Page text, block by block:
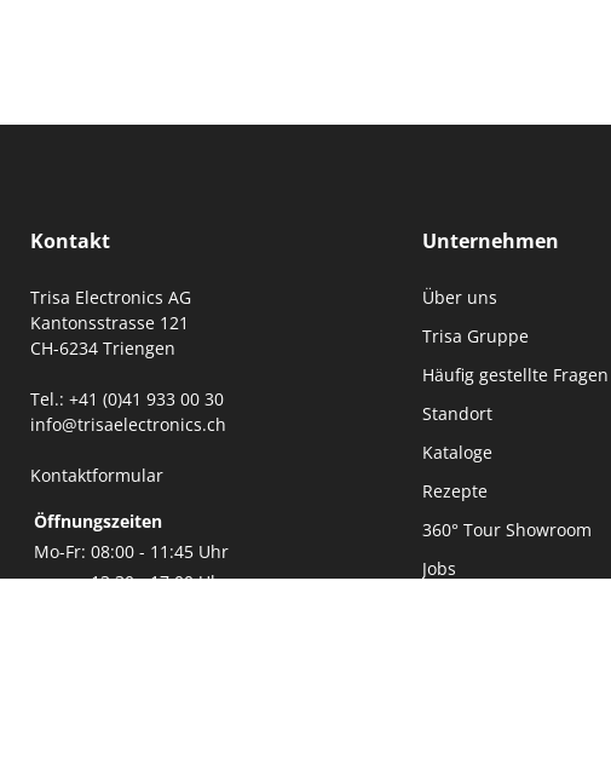
Kontakt
Trisa Electronics AG
Kantonsstrasse 121
CH-6234 Triengen
Tel.: +41 (0)41 933 00 30
info@trisaelectronics.ch
Kontaktformular
Öffnungszeiten
Mo-Fr: 08:00 - 11:45 Uhr
13:30 - 17:00 Uhr
Unternehmen
Über uns
Trisa Gruppe
Häufig gestellte Fragen
Standort
Kataloge
Rezepte
360° Tour Showroom
Jobs